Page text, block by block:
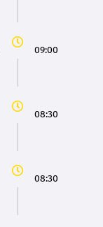
09:00
08:30
08:30